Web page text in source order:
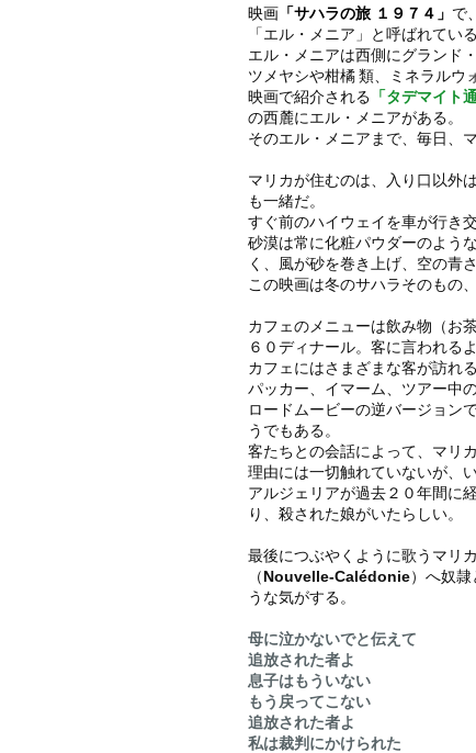
映画 「サハラの旅 １９７４」 で
「エル・メニア」と呼ばれている
エル・メニアは西側にグランド
ツメヤシや柑橘 類、ミネラルウ
映画で紹介される 「タデマイト
の西麓にエル・メニアがある。
そのエル・メニアまで、毎日、
マリカが住むのは、入り口以外
も一緒だ。
すぐ前のハイウェイを車が行き
砂漠は常に化粧パウダーのよう
く、風が砂を巻き上げ、空の青さ
この映画は冬のサハラそのもの
カフェのメニューは飲み物（お
６０ディナール。客に言われる
カフェにはさまざまな客が訪れ
パッカー、イマーム、ツアー中
ロードムービーの逆バージョン
うでもある。
客たちとの会話によって、マリ
理由には一切触れていないが、
アルジェリアが過去２０年間に
り、殺された娘がいたらしい。
最後につぶやくように歌う マリ
（Nouvelle-Calédonie）へ奴
うな気がする。
母に泣かないでと伝えて
追放された者よ
息子はもういない
もう戻ってこない
追放された者よ
私は裁判にかけられた